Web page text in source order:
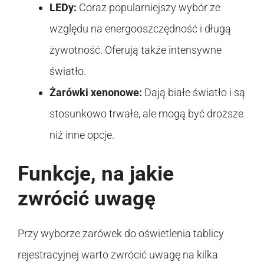
LEDy: Coraz popularniejszy wybór ze
względu na energooszczędność i długą
żywotność. Oferują także intensywne
światło.
Żarówki xenonowe: Dają białe światło i są
stosunkowo trwałe, ale mogą być droższe
niż inne opcje.
Funkcje, na jakie
zwrócić uwagę
Przy wyborze zarówek do oświetlenia tablicy
rejestracyjnej warto zwrócić uwagę na kilka